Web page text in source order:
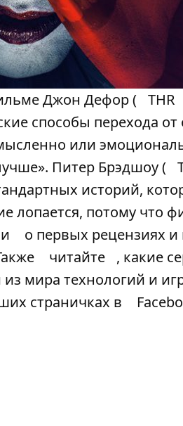
Джон Дефор ( THR
способы перехода от
или
Питер Брэдшоу (
историй,
лопается, потому что
о первых рецензиях
читайте
, какие
мира технологий и
страничках в